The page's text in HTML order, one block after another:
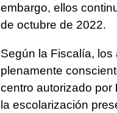
embargo, ellos
de octubre de 2022.
Según la Fiscalía,
plenamente
centro autorizado por
la escolarización